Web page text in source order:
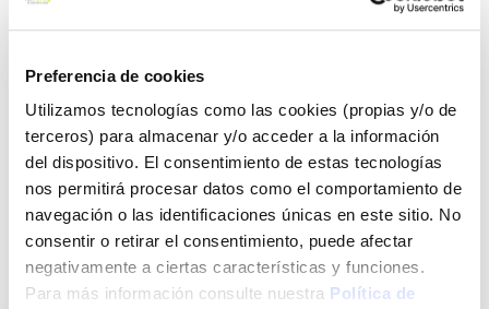
Preferencia de cookies
Utilizamos tecnologías como las cookies (propias y/o de
terceros) para almacenar y/o acceder a la información
del dispositivo. El consentimiento de estas tecnologías
nos permitirá procesar datos como el comportamiento de
navegación o las identificaciones únicas en este sitio. No
consentir o retirar el consentimiento, puede afectar
negativamente a ciertas características y funciones.
Para más información consulte nuestra Política de
Ver más
Añadir al carrito
Click&Collect - Recogida gratis
en nuestras tiendas
Envío a domicilio:
5 días hábiles